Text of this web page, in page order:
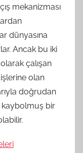
mekanizması
dünyasına
Ancak bu iki
çalışan
işlerine olan
doğrudan
kaybolmuş bir